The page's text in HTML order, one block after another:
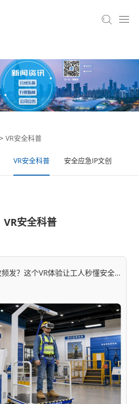
VR安全科普
VR安全科普 安全应急IP文创
VR安全科普
发？这个VR体验让工人秒懂安全